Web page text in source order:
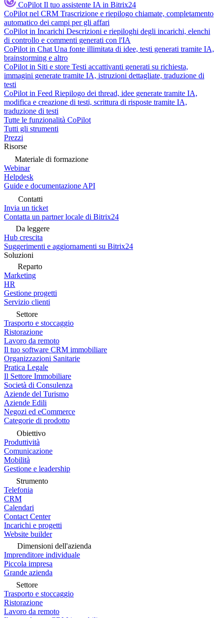
CoPilot Il tuo assistente IA in Bitrix24
CoPilot nel CRM Trascrizione e riepilogo chiamate, completamento
automatico dei campi per gli affari
CoPilot in Incarichi Descrizioni e riepiloghi degli incarichi, elenchi
di controllo e commenti generati con l'IA
CoPilot in Chat Una fonte illimitata di idee, testi generati tramite IA,
brainstorming e altro
CoPilot in Siti e store Testi accattivanti generati su richiesta,
immagini generate tramite IA, istruzioni dettagliate, traduzione di
testi
CoPilot in Feed Riepilogo dei thread, idee generate tramite IA,
modifica e creazione di testi, scrittura di risposte tramite IA,
traduzione di testi
Tutte le funzionalità CoPilot
Tutti gli strumenti
Prezzi
Risorse
Materiale di formazione
Webinar
Helpdesk
Guide e documentazione API
Contatti
Invia un ticket
Contatta un partner locale di Bitrix24
Da leggere
Hub crescita
Suggerimenti e aggiornamenti su Bitrix24
Soluzioni
Reparto
Marketing
HR
Gestione progetti
Servizio clienti
Settore
Trasporto e stoccaggio
Ristorazione
Lavoro da remoto
Il tuo software CRM immobiliare
Organizzazioni Sanitarie
Pratica Legale
Il Settore Immobiliare
Società di Consulenza
Aziende del Turismo
Aziende Edili
Negozi ed eCommerce
Categorie di prodotto
Obiettivo
Produttività
Comunicazione
Mobilità
Gestione e leadership
Strumento
Telefonia
CRM
Calendari
Contact Center
Incarichi e progetti
Website builder
Dimensioni dell'azienda
Imprenditore individuale
Piccola impresa
Grande azienda
Settore
Trasporto e stoccaggio
Ristorazione
Lavoro da remoto